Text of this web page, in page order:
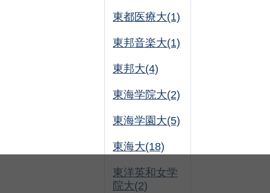
東都医療大(1)
東邦音楽大(1)
東邦大(4)
東海学院大(2)
東海学園大(5)
東海大(18)
東洋英和女学
院大(2)